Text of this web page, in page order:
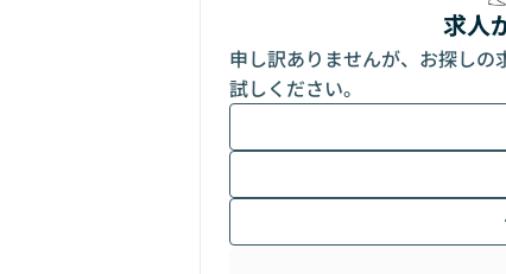
求人
申し訳ありませんが、お探し
試しください。